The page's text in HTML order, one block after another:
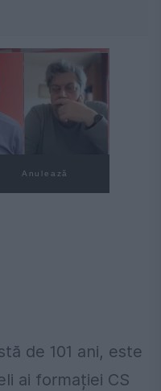
Anulează
de 101 ani, este
ai formației CS